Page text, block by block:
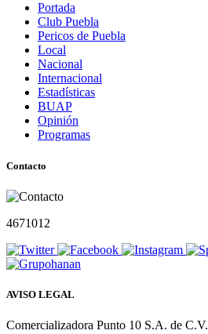
Portada
Club Puebla
Pericos de Puebla
Local
Nacional
Internacional
Estadísticas
BUAP
Opinión
Programas
Contacto
4671012
AVISO LEGAL
Comercializadora Punto 10 S.A. de C.V.